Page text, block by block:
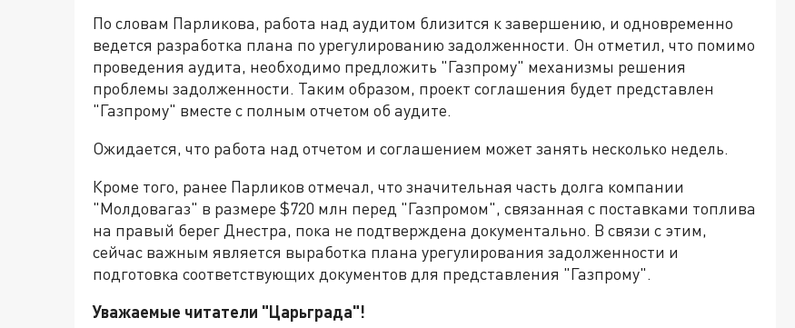
По словам Парликова, работа над аудитом близится к завершению, и одновременно
ведется разработка плана по урегулированию задолженности. Он отметил, что помимо
проведения аудита, необходимо предложить "Газпрому" механизмы решения
проблемы задолженности. Таким образом, проект соглашения будет представлен
"Газпрому" вместе с полным отчетом об аудите.
Ожидается, что работа над отчетом и соглашением может занять несколько недель.
Кроме того, ранее Парликов отмечал, что значительная часть долга компании
"Молдовагаз" в размере $720 млн перед "Газпромом", связанная с поставками топлива
на правый берег Днестра, пока не подтверждена документально. В связи с этим,
сейчас важным является выработка плана урегулирования задолженности и
подготовка соответствующих документов для представления "Газпрому".
Уважаемые читатели "Царьграда"!